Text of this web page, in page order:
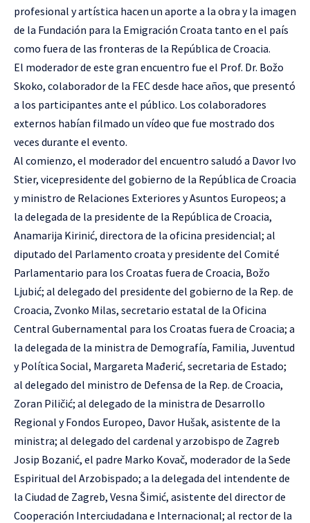
profesional y artística hacen un aporte a la obra y la imagen
de la Fundación para la Emigración Croata tanto en el país
como fuera de las fronteras de la República de Croacia.
El moderador de este gran encuentro fue el Prof. Dr. Božo
Skoko, colaborador de la FEC desde hace años, que presentó
a los participantes ante el público. Los colaboradores
externos habían filmado un vídeo que fue mostrado dos
veces durante el evento.
Al comienzo, el moderador del encuentro saludó a Davor Ivo
Stier, vicepresidente del gobierno de la República de Croacia
y ministro de Relaciones Exteriores y Asuntos Europeos; a
la delegada de la presidente de la República de Croacia,
Anamarija Kirinić, directora de la oficina presidencial; al
diputado del Parlamento croata y presidente del Comité
Parlamentario para los Croatas fuera de Croacia, Božo
Ljubić; al delegado del presidente del gobierno de la Rep. de
Croacia, Zvonko Milas, secretario estatal de la Oficina
Central Gubernamental para los Croatas fuera de Croacia; a
la delegada de la ministra de Demografía, Familia, Juventud
y Política Social, Margareta Mađerić, secretaria de Estado;
al delegado del ministro de Defensa de la Rep. de Croacia,
Zoran Piličić; al delegado de la ministra de Desarrollo
Regional y Fondos Europeo, Davor Hušak, asistente de la
ministra; al delegado del cardenal y arzobispo de Zagreb
Josip Bozanić, el padre Marko Kovač, moderador de la Sede
Espiritual del Arzobispado; a la delegada del intendente de
la Ciudad de Zagreb, Vesna Šimić, asistente del director de
Cooperación Interciudadana e Internacional; al rector de la